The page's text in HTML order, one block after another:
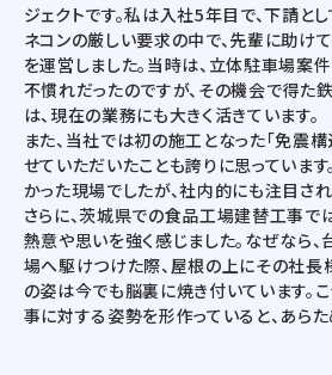
ジェクトです。私は入社5年目で、下請と
ネコンの厳しい要求の中で、先輩に助け
を運営しました。当時は、立体駐車場案
不慣れだったのですが、その機会で得た
は、現在の業務にも大きく活きています。
また、当社では初の施工となった「免震
せていただいたことも誇りに思っていま
かった現場でしたが、社内的にも注目さ
さらに、茨城県での食品工場建替工事で
熱意や思いを強く感じました。なぜなら
場へ駆けつけた際、屋根の上にその社長
の姿は今でも脳裏に焼き付いています。
事に対する姿勢を形作っていると、あらた